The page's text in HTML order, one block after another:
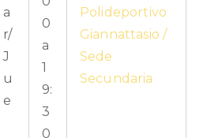
a
r/
J
u
e
0
a
1
9:
3
0
Polideportivo
Giannattasio /
Sede
Secundaria